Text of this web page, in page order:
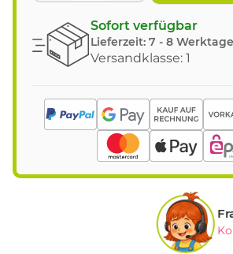
Sofort verfügbar
Lieferzeit: 7 - 8 Werktage
Versandklasse: 1